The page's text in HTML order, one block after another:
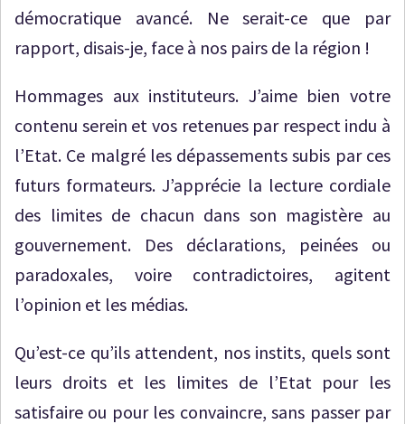
démocratique avancé. Ne serait-ce que par
rapport, disais-je, face à nos pairs de la région !
Hommages aux instituteurs. J’aime bien votre
contenu serein et vos retenues par respect indu à
l’Etat. Ce malgré les dépassements subis par ces
futurs formateurs. J’apprécie la lecture cordiale
des limites de chacun dans son magistère au
gouvernement. Des déclarations, peinées ou
paradoxales, voire contradictoires, agitent
l’opinion et les médias.
Qu’est-ce qu’ils attendent, nos instits, quels sont
leurs droits et les limites de l’Etat pour les
satisfaire ou pour les convaincre, sans passer par